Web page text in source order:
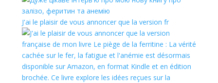
J'ai le plaisir de vous annoncer que la version fr